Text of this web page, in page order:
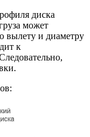
диска
может
вылету и диаметру
к